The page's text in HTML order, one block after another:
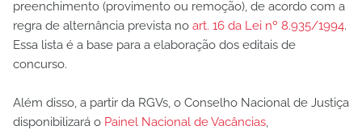
preenchimento (provimento ou remoção), de acordo com a
regra de alternância prevista no art. 16 da Lei nº 8.935/1994.
Essa lista é a base para a elaboração dos editais de
concurso.
Além disso, a partir da RGVs, o Conselho Nacional de Justiça
disponibilizará o Painel Nacional de Vacâncias,